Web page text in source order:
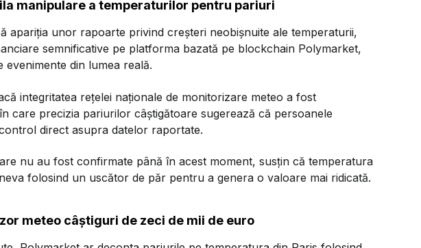
manipulare a temperaturilor pentru pariuri
apariția unor rapoarte privind creșteri neobișnuite ale temperaturii,
semnificative pe platforma bazată pe blockchain Polymarket,
evenimente din lumea reală.
integritatea rețelei naționale de monitorizare meteo a fost
care precizia pariurilor câștigătoare sugerează că persoanele
direct asupra datelor raportate.
nu au fost confirmate până în acest moment, susțin că temperatura
folosind un uscător de păr pentru a genera o valoare mai ridicată.
meteo câștiguri de zeci de mii de euro